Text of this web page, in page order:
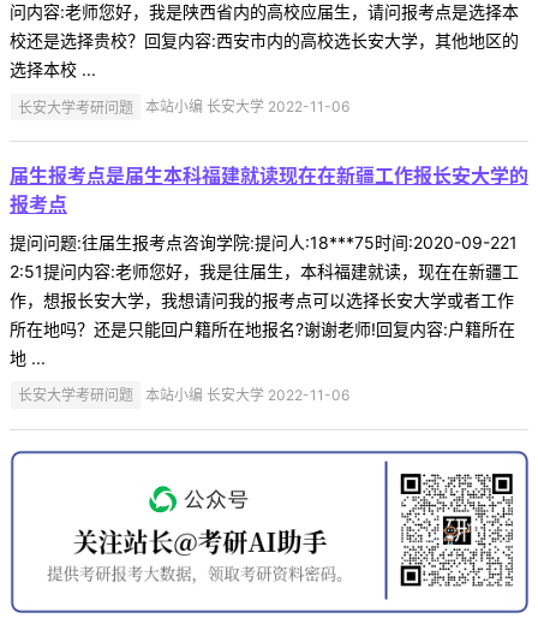
问内容:老师您好，我是陕西省内的高校应届生，请问报考点是选择本
校还是选择贵校？回复内容:西安市内的高校选长安大学，其他地区的
选择本校 ...
长安大学考研问题 本站小编 长安大学 2022-11-06
届生报考点是届生本科福建就读现在在新疆工作报长安大学的
报考点
提问问题:往届生报考点咨询学院:提问人:18***75时间:2020-09-221
2:51提问内容:老师您好，我是往届生，本科福建就读，现在在新疆工
作，想报长安大学，我想请问我的报考点可以选择长安大学或者工作
所在地吗？还是只能回户籍所在地报名?谢谢老师!回复内容:户籍所在
地 ...
长安大学考研问题 本站小编 长安大学 2022-11-06